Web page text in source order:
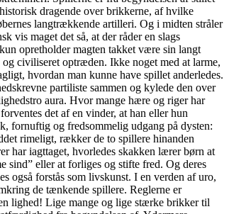
dragende over brikkerne, af hvilke
langtrækkende artilleri. Og i midten stråler
vis maget det så, at der råder en slags
opretholder magten takket være sin langt
civiliseret optræden. Ikke noget med at larme,
hvordan man kunne have spillet anderledes.
partiliste sammen og kylede den over
aura. Hvor mange hære og riger har
det af en vinder, at han eller hun
fornuftig og fredsommelig udgang på dysten:
rimeligt, rækker de to spillere hinanden
har iagttaget, hvorledes skakken lærer børn at
sind” eller at forliges og stifte fred. Og deres
også forstås som livskunst. I en verden af uro,
de tænkende spillere. Reglerne er
lighed! Lige mange og lige stærke brikker til